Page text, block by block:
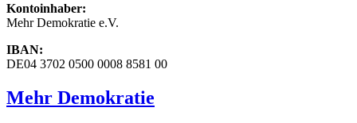
Kontoinhaber:
Mehr Demokratie e.V.
IBAN:
DE04 3702 0500 0008 8581 00
Mehr Demokratie